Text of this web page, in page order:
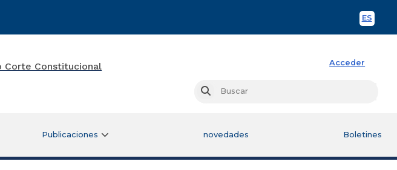
ES
Acceder
Buscar
Publicaciones novedades Boletines